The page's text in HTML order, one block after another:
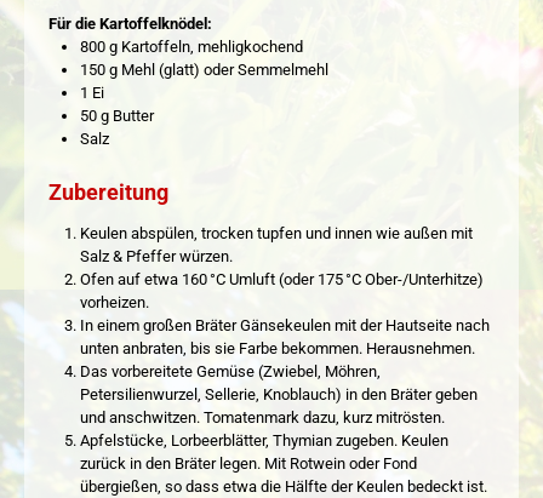
Für die Kartoffelknödel:
800 g Kartoffeln, mehligkochend
150 g Mehl (glatt) oder Semmelmehl
1 Ei
50 g Butter
Salz
Zubereitung
Keulen abspülen, trocken tupfen und innen wie außen mit
Salz & Pfeffer würzen.
Ofen auf etwa 160 °C Umluft (oder 175 °C Ober-/Unterhitze)
vorheizen.
In einem großen Bräter Gänsekeulen mit der Hautseite nach
unten anbraten, bis sie Farbe bekommen. Herausnehmen.
Das vorbereitete Gemüse (Zwiebel, Möhren,
Petersilienwurzel, Sellerie, Knoblauch) in den Bräter geben
und anschwitzen. Tomatenmark dazu, kurz mitrösten.
Apfelstücke, Lorbeerblätter, Thymian zugeben. Keulen
zurück in den Bräter legen. Mit Rotwein oder Fond
übergießen, so dass etwa die Hälfte der Keulen bedeckt ist.